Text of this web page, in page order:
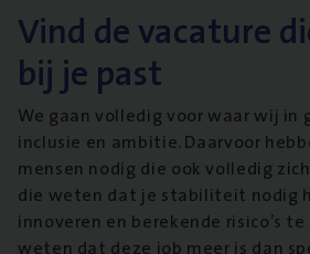
Vind de vacature
bij je past
We gaan volledig voor waar wij in
inclusie en ambitie. Daarvoor
mensen nodig die ook volledig
die weten dat je stabiliteit nodig
innoveren en berekende risico’s
weten dat deze job meer is dan